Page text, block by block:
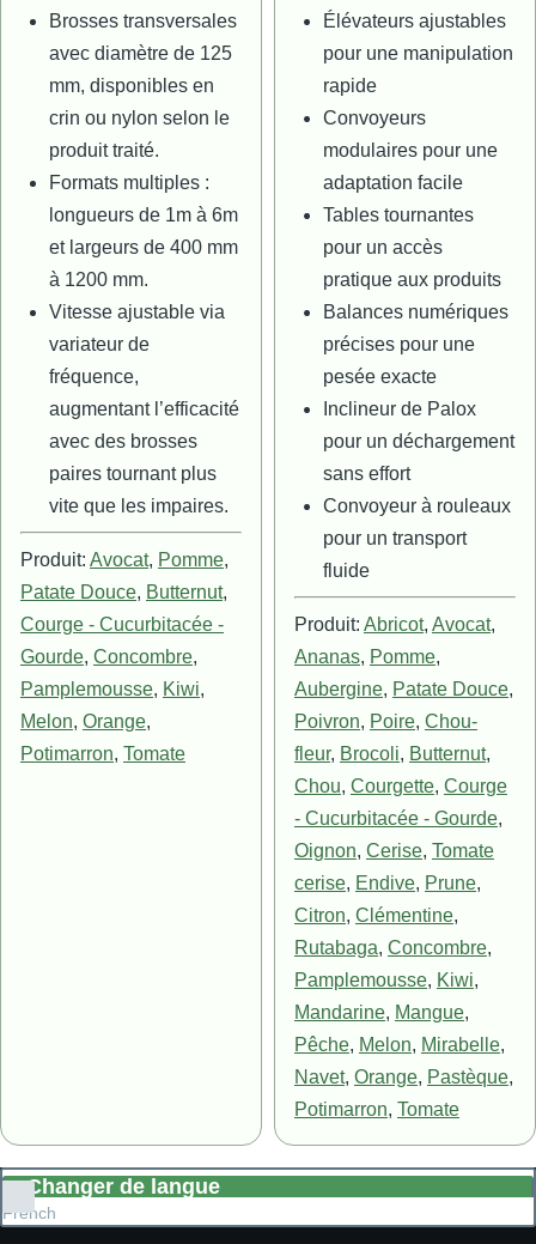
Brosses transversales
avec diamètre de 125
mm, disponibles en
crin ou nylon selon le
produit traité.
Formats multiples :
longueurs de 1m à 6m
et largeurs de 400 mm
à 1200 mm.
Vitesse ajustable via
variateur de
fréquence,
augmentant l’efficacité
avec des brosses
paires tournant plus
vite que les impaires.
Produit: Avocat, Pomme,
Patate Douce, Butternut,
Courge - Cucurbitacée -
Gourde, Concombre,
Pamplemousse, Kiwi,
Melon, Orange,
Potimarron, Tomate
Élévateurs ajustables
pour une manipulation
rapide
Convoyeurs
modulaires pour une
adaptation facile
Tables tournantes
pour un accès
pratique aux produits
Balances numériques
précises pour une
pesée exacte
Inclineur de Palox
pour un déchargement
sans effort
Convoyeur à rouleaux
pour un transport
fluide
Produit: Abricot, Avocat,
Ananas, Pomme,
Aubergine, Patate Douce,
Poivron, Poire, Chou-
fleur, Brocoli, Butternut,
Chou, Courgette, Courge
- Cucurbitacée - Gourde,
Oignon, Cerise, Tomate
cerise, Endive, Prune,
Citron, Clémentine,
Rutabaga, Concombre,
Pamplemousse, Kiwi,
Mandarine, Mangue,
Pêche, Melon, Mirabelle,
Navet, Orange, Pastèque,
Potimarron, Tomate
Changer de langue
French
Lister
les